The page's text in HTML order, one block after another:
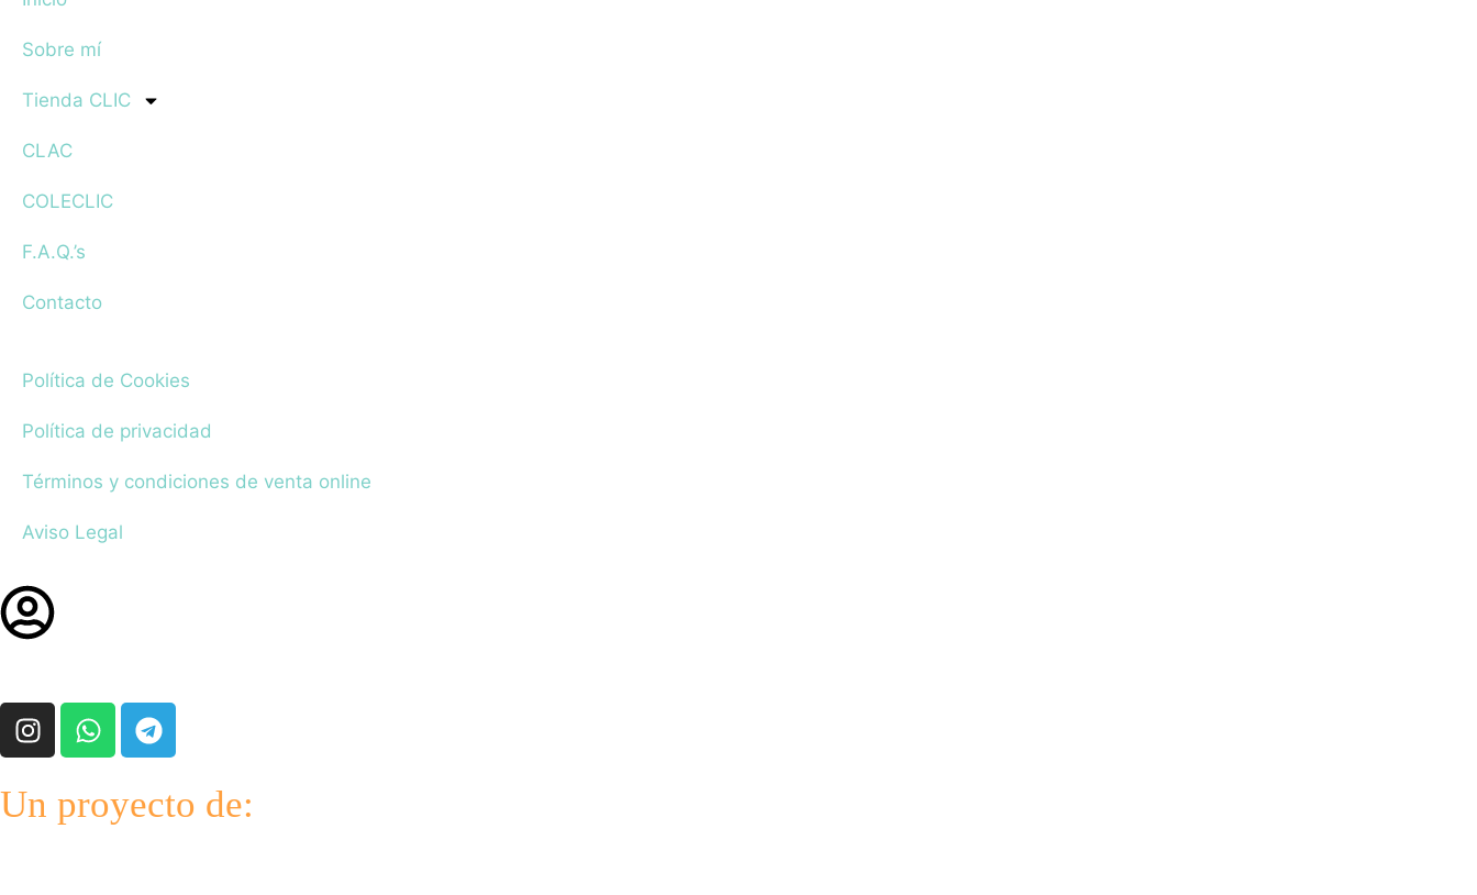
Sobre mí
Tienda CLIC
CLAC
COLECLIC
F.A.Q.’s
Contacto
Política de Cookies
Política de privacidad
Términos y condiciones de venta online
Aviso Legal
Un proyecto de: